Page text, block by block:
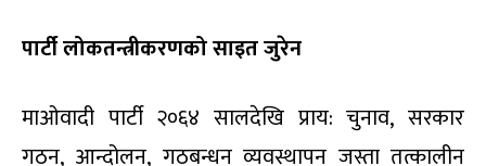
पार्टी लोकतन्त्रीकरणको साइत जुरेन
माओवादी पार्टी २०६४ सालदेखि प्राय: चुनाव,सरकार
गठन, आन्दोलन, गठबन्धन व्यवस्थापन जस्ता तत्कालीन